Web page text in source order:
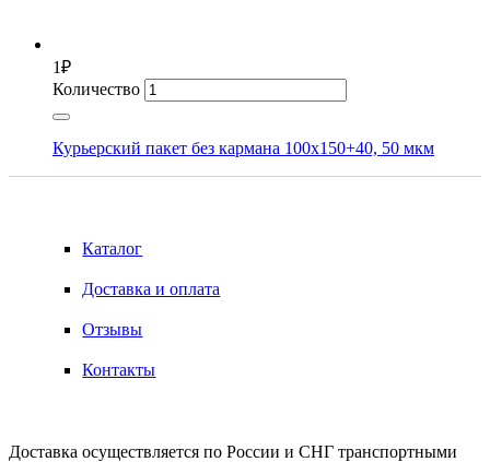
1₽
Количество
Курьерский пакет без кармана 100х150+40, 50 мкм
Каталог
Доставка и оплата
Отзывы
Контакты
Доставка осуществляется по России и СНГ транспортными